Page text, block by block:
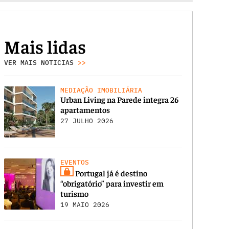
Mais lidas
VER MAIS NOTICIAS >>
MEDIAÇÃO IMOBILIÁRIA
Urban Living na Parede integra 26
apartamentos
27 JULHO 2026
EVENTOS
Portugal já é destino
“obrigatório” para investir em
turismo
19 MAIO 2026